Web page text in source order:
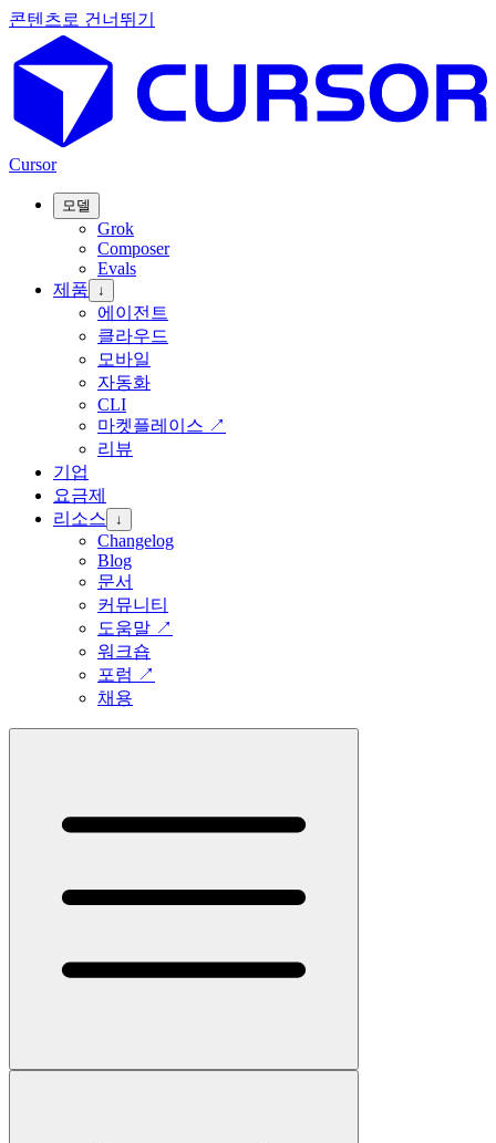
콘텐츠로 건너뛰기
Cursor
모델
Grok
Composer
Evals
제품
↓
에이전트
클라우드
모바일
자동화
CLI
마켓플레이스 ↗
리뷰
기업
요금제
리소스
↓
Changelog
Blog
문서
커뮤니티
도움말 ↗
워크숍
포럼 ↗
채용